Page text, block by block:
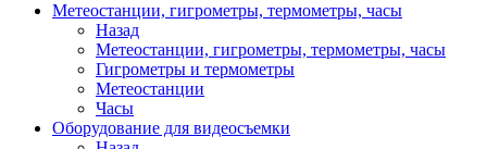
Метеостанции, гигрометры, термометры, часы
Назад
Метеостанции, гигрометры, термометры, часы
Гигрометры и термометры
Метеостанции
Часы
Оборудование для видеосъемки